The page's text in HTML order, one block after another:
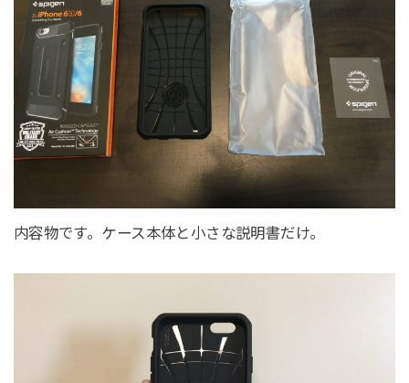
内容物です。ケース本体と小さな説明書だけ。